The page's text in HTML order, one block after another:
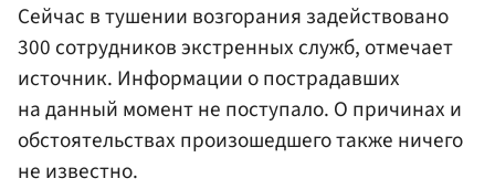
Сейчас в тушении возгорания задействовано
300 сотрудников экстренных служб, отмечает
источник. Информации о пострадавших
на данный момент не поступало. О причинах и
обстоятельствах произошедшего также ничего
не известно.